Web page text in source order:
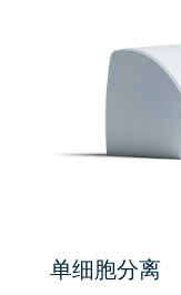
单细胞分离